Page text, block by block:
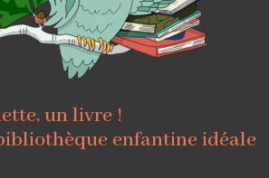
un livre !
enfantine idéale